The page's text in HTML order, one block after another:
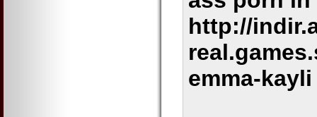
http://
emma-kayli